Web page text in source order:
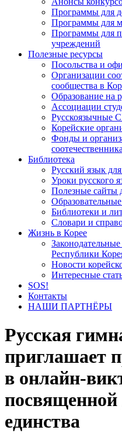
Программы для
Программы для
Программы для
учреждений
Полезные ресурсы
Посольства и
Организации
сообщества в
Образование на
Ассоциации
Русскоязычные
Корейские
Фонды и
Библиотека
Русский язык
Уроки русского
Полезные сайты
Библиотеки и
Словари и
Жизнь в Корее
Республики
Новости
Интересные
SOS!
Контакты
НАШИ ПАРТНЁРЫ
Русская
приглашает
в онлайн-
единства